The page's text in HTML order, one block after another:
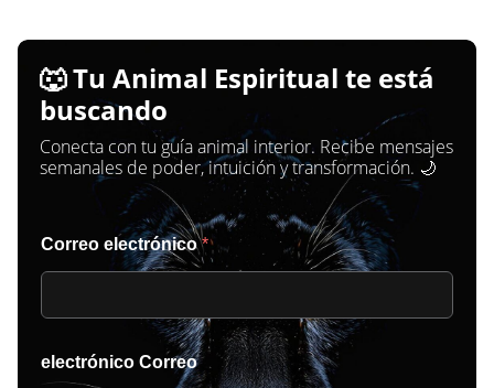
🐺 Tu Animal Espiritual te está
buscando
Conecta con tu guía animal interior. Recibe mensajes
semanales de poder, intuición y transformación. 🌙
Correo electrónico*
electrónico Correo